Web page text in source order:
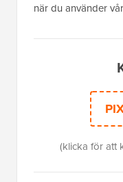
när du använder
(klicka för att